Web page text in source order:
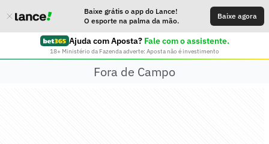
Baixe grátis o app do Lance!
O esporte na palma da mão.
Baixe agora
Ajuda com Aposta? Fale com o assistente.
18+ Ministério da Fazenda adverte: Aposta não é investimento
Fora de Campo